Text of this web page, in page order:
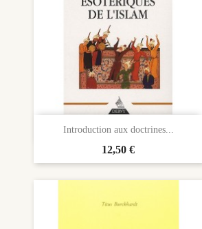
Introduction aux doctrines...
Prix
12,50 €
Aperçu rapide